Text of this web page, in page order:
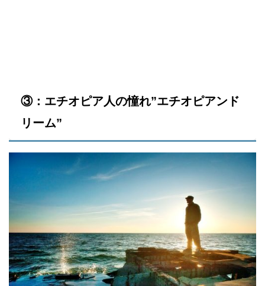
③：エチオピア人の憧れ”エチオピアンド
リーム”